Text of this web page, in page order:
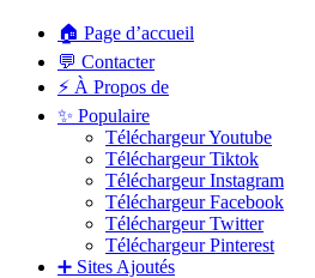
🏠 Page d’accueil
💬 Contacter
⚡ À Propos de
✨ Populaire
Téléchargeur Youtube
Téléchargeur Tiktok
Téléchargeur Instagram
Téléchargeur Facebook
Téléchargeur Twitter
Téléchargeur Pinterest
➕ Sites Ajoutés